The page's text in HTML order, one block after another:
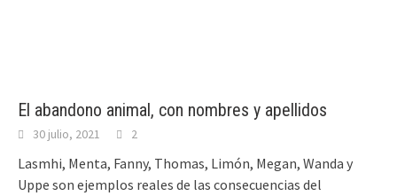
El abandono animal, con nombres y apellidos
30 julio, 2021 2
Lasmhi, Menta, Fanny, Thomas, Limón, Megan, Wanda y
Uppe son ejemplos reales de las consecuencias del